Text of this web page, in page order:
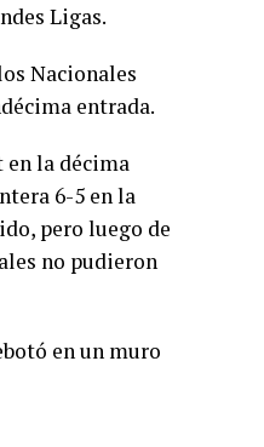
Ligas.
Nacionales
entrada.
en la décima
6-5 en la
pero luego de
no pudieron
en un muro